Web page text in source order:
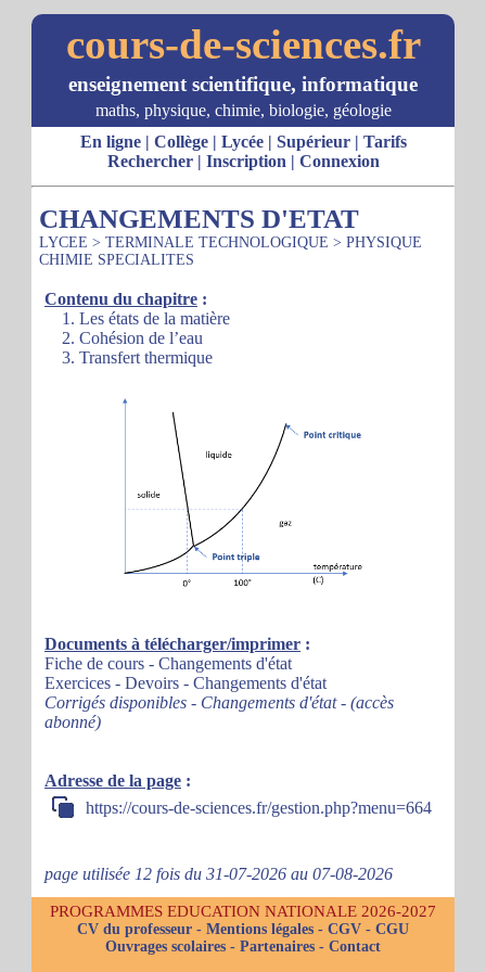
cours-de-sciences.fr
enseignement scientifique, informatique
maths, physique, chimie, biologie, géologie
En ligne| Collège| Lycée| Supérieur| Tarifs
Rechercher| Inscription | Connexion
CHANGEMENTS D'ETAT
LYCEE > TERMINALE TECHNOLOGIQUE > PHYSIQUE
CHIMIE SPECIALITES
Contenu du chapitre :
1. Les états de la matière
2. Cohésion de l’eau
3. Transfert thermique
Documents à télécharger/imprimer :
Fiche de cours - Changements d'état
Exercices - Devoirs - Changements d'état
Corrigés disponibles - Changements d'état - (accès
abonné)
Adresse de la page :
https://cours-de-sciences.fr/gestion.php?menu=664
page utilisée 12 fois du 31-07-2026 au 07-08-2026
PROGRAMMES EDUCATION NATIONALE 2026-2027
CV du professeur - Mentions légales - CGV - CGU
Ouvrages scolaires - Partenaires - Contact